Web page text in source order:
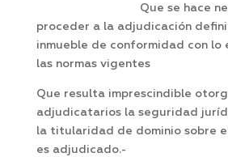
Que se hace
proceder a la adjudicación
inmueble de conformidad con lo
las normas vigentes
Que resulta imprescindible
adjudicatarios la seguridad
la titularidad de dominio sobre
es adjudicado.-